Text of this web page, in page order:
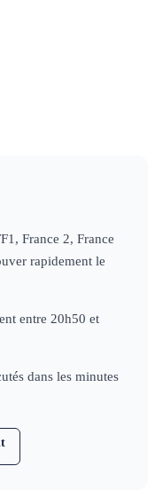
France 2, France
rapidement le
entre 20h50 et
dans les minutes